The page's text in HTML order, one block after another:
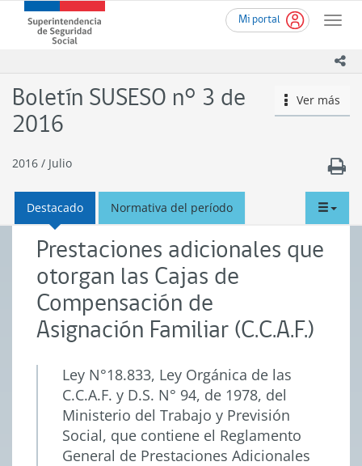
contenido
Mi portal
Toggle
Superintendencia
de
(SUSESO)
-
Gobierno
de
icono
Ver más
Boletín SUSESO n° 3 de
2016
2016 / Julio
Destacado Normativa del período
Prestaciones adicionales que
otorgan las Cajas de
Compensación de
Asignación Familiar (C.C.A.F.)
Ley N°18.833, Ley Orgánica de las
C.C.A.F. y D.S. N° 94, de 1978, del
Ministerio del Trabajo y Previsión
Social, que contiene el Reglamento
General de Prestaciones Adicionales